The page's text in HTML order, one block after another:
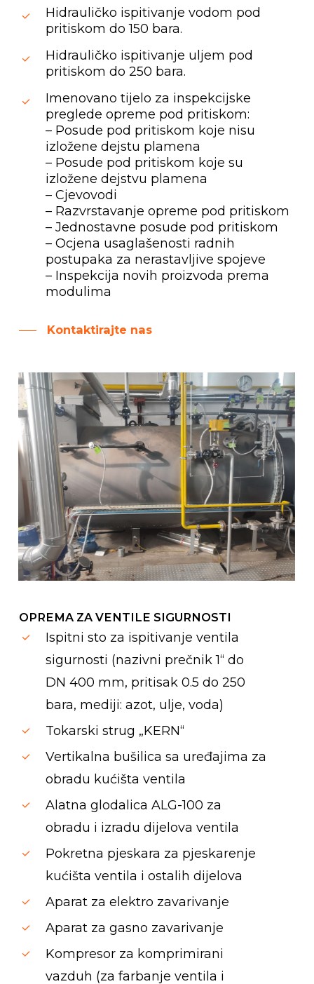
Hidrauličko ispitivanje vodom pod
pritiskom do 150 bara.
Hidrauličko ispitivanje uljem pod
pritiskom do 250 bara.
Imenovano tijelo za inspekcijske
preglede opreme pod pritiskom:
– Posude pod pritiskom koje nisu
izložene dejstu plamena
– Posude pod pritiskom koje su
izložene dejstvu plamena
– Cjevovodi
– Razvrstavanje opreme pod pritiskom
– Jednostavne posude pod pritiskom
– Ocjena usaglašenosti radnih
postupaka za nerastavljive spojeve
– Inspekcija novih proizvoda prema
modulima
Kontaktirajte nas
OPREMA ZA VENTILE SIGURNOSTI
Ispitni sto za ispitivanje ventila
sigurnosti (nazivni prečnik 1“ do
DN 400 mm, pritisak 0.5 do 250
bara, mediji: azot, ulje, voda)
Tokarski strug „KERN“
Vertikalna bušilica sa uređajima za
obradu kućišta ventila
Alatna glodalica ALG-100 za
obradu i izradu dijelova ventila
Pokretna pjeskara za pjeskarenje
kućišta ventila i ostalih dijelova
Aparat za elektro zavarivanje
Aparat za gasno zavarivanje
Kompresor za komprimirani
vazduh (za farbanje ventila i